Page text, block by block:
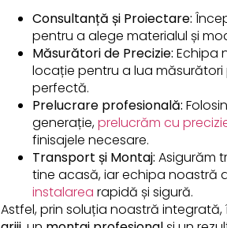
Consultanță și Proiectare:
pentru a alege materialul și
Măsurători de Precizie: Echipa
locație pentru a lua
perfectă.
Prelucrare profesională:
generație,prelucrăm cu
finisajele necesare.
Transport și Montaj: Asigurăm
tine acasă, iar echipa noastră
instalarea rapidă și sigură.
Astfel, prin soluția noastră